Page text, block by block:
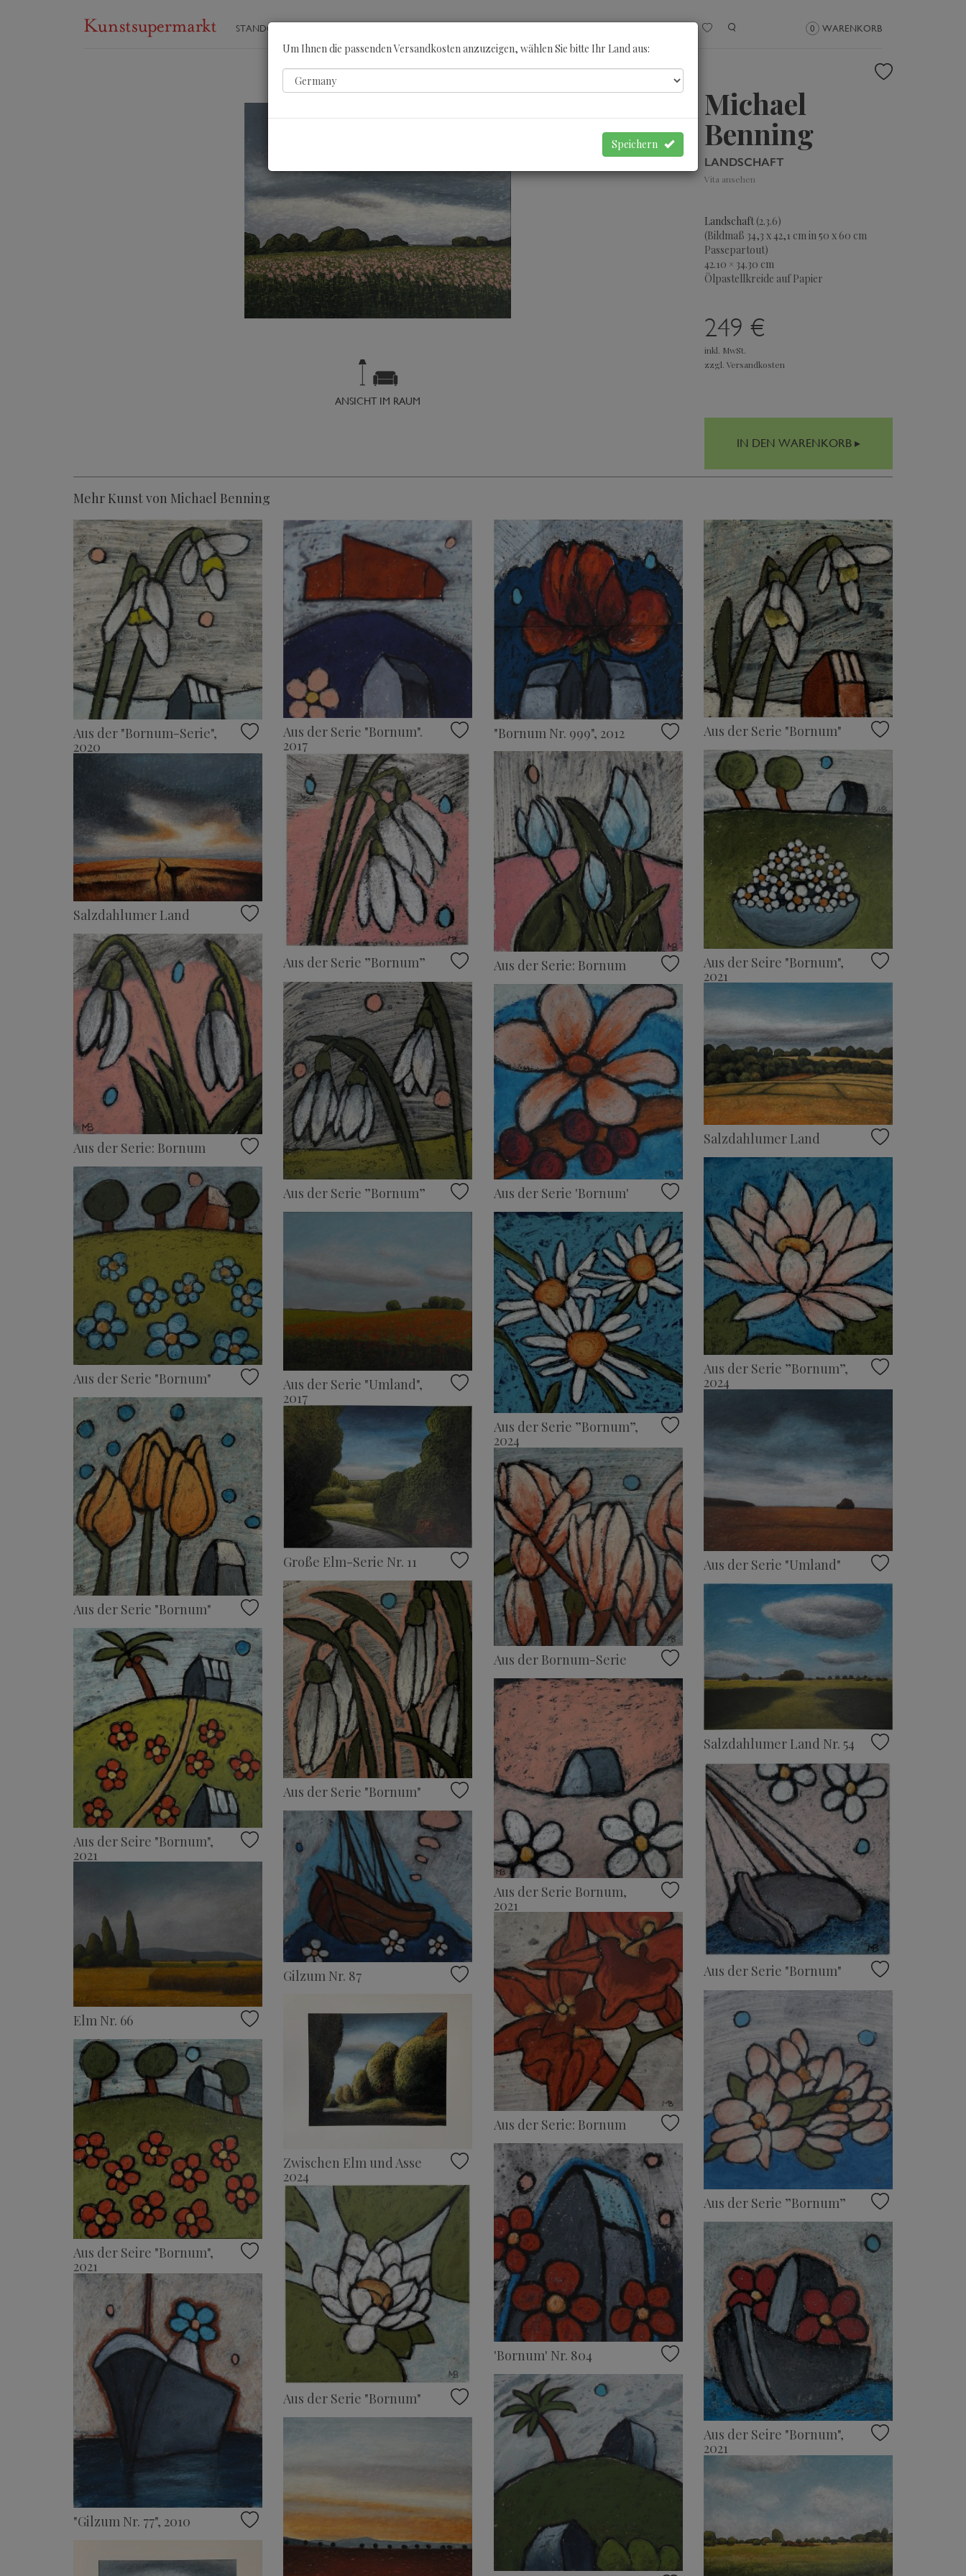
STANDORTE 0 WARENKORB
ANSICHT IM RAUM
Michael
Benning
LANDSCHAFT
Vita ansehen
Landschaft(2.3.6)
(Bildmaß 34,3 x 42,1 cm in 50 x 60 cm
Passepartout)
42.10 × 34.30 cm
Ölpastellkreide auf Papier
249 €
inkl. MwSt.
zzgl. Versandkosten
IN DEN WARENKORB ▸
Mehr Kunst von Michael Benning
Aus der "Bornum-Serie",
2020
Aus der Serie "Bornum".
2017
"Bornum Nr. 999", 2012 Aus der Serie "Bornum"
Aus der Seire "Bornum",
2021
Aus der Serie: Bornum
Aus der Serie ”Bornum”
Salzdahlumer Land
Aus der Serie: Bornum
Aus der Serie ”Bornum”
Salzdahlumer Land
Aus der Serie 'Bornum'
Aus der Serie ”Bornum”,
2024
Aus der Serie "Bornum" Aus der Serie "Umland",
2017
Aus der Serie ”Bornum”,
2024
Aus der Serie "Umland"
Aus der Serie "Bornum"
Große Elm-Serie Nr. 11
Aus der Bornum-Serie
Aus der Serie "Bornum"
Salzdahlumer Land Nr. 54
Aus der Seire "Bornum",
2021
Aus der Serie Bornum,
2021
Aus der Serie "Bornum"
Gilzum Nr. 87
Elm Nr. 66
Aus der Serie: Bornum
Aus der Serie ”Bornum”
Zwischen Elm und Asse
2024
Aus der Seire "Bornum",
2021
'Bornum' Nr. 804
Aus der Serie "Bornum"
Aus der Seire "Bornum",
2021
"Gilzum Nr. 77", 2010
Um Ihnen die passenden Versandkosten anzuzeigen, wählen Sie bitte Ihr Land aus:
Speichern